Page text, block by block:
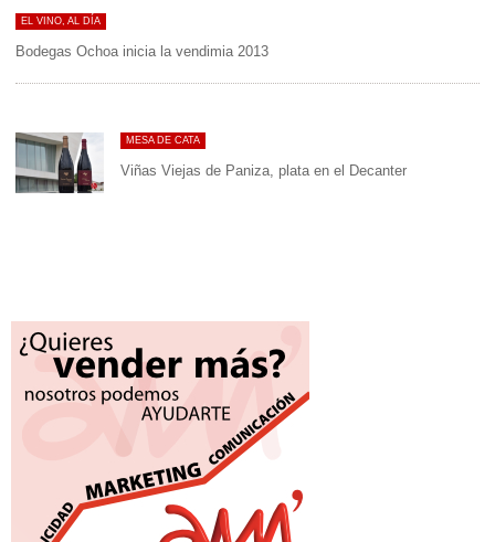
EL VINO, AL DÍA
Bodegas Ochoa inicia la vendimia 2013
MESA DE CATA
Viñas Viejas de Paniza, plata en el Decanter